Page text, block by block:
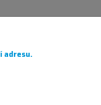
adresu.